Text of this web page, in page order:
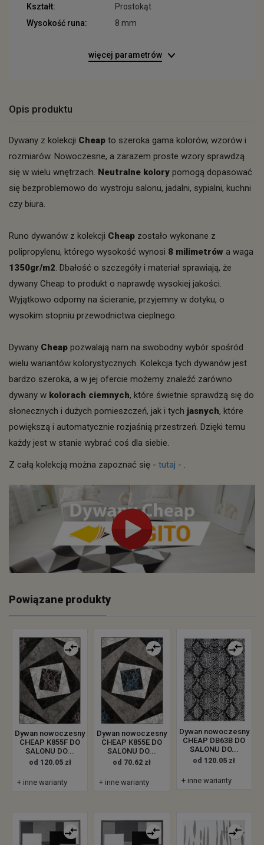
Kształt:
Prostokąt
Wysokość runa:
8 mm
więcej parametrów
Opis produktu
Dywany z kolekcji Cheap to szeroka gama kolorów, wzorów i
rozmiarów. Nowoczesne, a zarazem proste wzory sprawdzą
się w wielu wnętrzach. Neutralne kolory pomogą dopasować
się bezproblemowo do wystroju salonu, jadalni, sypialni, kuchni
czy biura.
Runo dywanów z kolekcji Cheap zostało wykonane z
polipropylenu, którego wysokość wynosi 8 milimetrów a waga
1350gr/m2. Dbałość o szczegóły i materiał sprawiają, że
dywany Cheap to produkt o naprawdę wysokiej jakości.
Wyjątkowo odporny na ścieranie, przyjemny w dotyku, o
wysokim stopniu przewodnictwa cieplnego.
Dywany Cheap pozwalają nam na swobodny wybór spośród
wielu wariantów kolorystycznych. Kolekcja tych dywanów jest
bardzo szeroka, a w jej ofercie możemy znaleźć zarówno
dywany w kolorach ciemnych, które świetnie sprawdzą się do
słonecznych i dużych pomieszczeń, jak i tych jasnych, które
powiększą i automatycznie rozjaśnią przestrzeń. Dzięki temu
każdy jest w stanie wybrać coś dla siebie.
Z całą kolekcją można zapoznać się - tutaj - .
Powiązane produkty
Dywan nowoczesny
CHEAP K855F DO
SALONU DO...
od 120.05 zł
+ inne warianty
Dywan nowoczesny
CHEAP K855E DO
SALONU DO...
od 70.62 zł
+ inne warianty
Dywan nowoczesny
CHEAP DB63B DO
SALONU DO...
od 120.05 zł
+ inne warianty